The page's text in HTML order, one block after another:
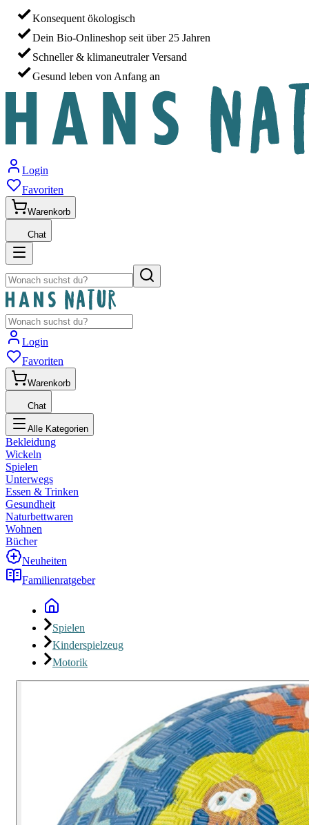
Konsequent ökologisch
Dein Bio-Onlineshop seit über 25 Jahren
Schneller & klimaneutraler Versand
Gesund leben von Anfang an
Login
Favoriten
Warenkorb
Chat
Login
Favoriten
Warenkorb
Chat
Alle Kategorien
Bekleidung
Wickeln
Spielen
Unterwegs
Essen & Trinken
Gesundheit
Naturbettwaren
Wohnen
Bücher
Neuheiten
Familienratgeber
Spielen
Kinderspielzeug
Motorik